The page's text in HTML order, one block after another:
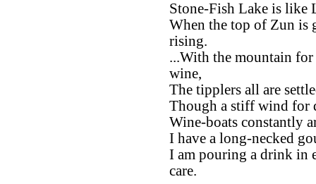
Stone-Fish Lake is like
When the top of Zun is
rising.
...With the mountain
wine,
The tipplers all are
Though a stiff wind for
Wine-boats constantly
I have a long-necked
I am pouring a drink in
care.